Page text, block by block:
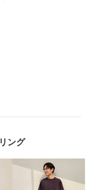
ング